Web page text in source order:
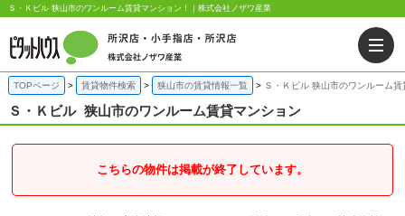
Ｓ・Ｋビル 狭山市のワンルーム賃貸マンション！｜株式会社ノザワ産業
TOPページ 賃貸物件検索 狭山市の賃貸情報一覧 Ｓ・Ｋビル 狭山市のワンルーム
Ｓ・Ｋビル 狭山市のワンルーム賃貸マンション
こちらの物件は掲載が終了しています。